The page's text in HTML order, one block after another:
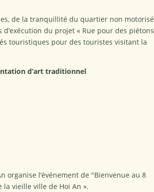
de la tranquillité du quartier non motorisé
du projet « Rue pour des piétons
touristiques pour des touristes visitant la
d’art traditionnel
organise l’événement de "Bienvenue au 8
vieille ville de Hoi An ».